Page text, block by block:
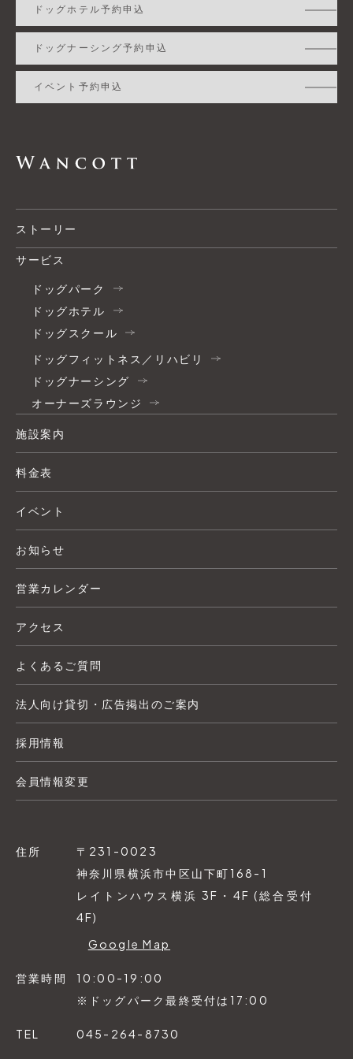
ドッグホテル予約申込
ドッグナーシング予約申込
イベント予約申込
ストーリー
サービス
ドッグパーク
ドッグホテル
ドッグスクール
ドッグフィットネス／リハビリ
ドッグナーシング
オーナーズラウンジ
施設案内
料金表
イベント
お知らせ
営業カレンダー
アクセス
よくあるご質問
法人向け貸切・広告掲出のご案内
採用情報
会員情報変更
住所
〒231-0023
神奈川県横浜市中区山下町168-1
レイトンハウス横浜 3F・4F (総合受付
4F)
Google Map
営業時間
10:00-19:00
※ドッグパーク最終受付は17:00
TEL 045-264-8730